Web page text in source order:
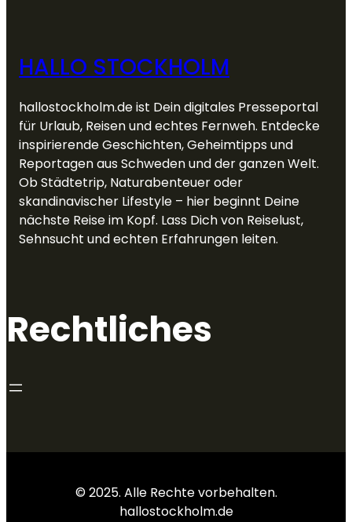
HALLO STOCKHOLM
hallostockholm.de ist Dein digitales Presseportal
für Urlaub, Reisen und echtes Fernweh. Entdecke
inspirierende Geschichten, Geheimtipps und
Reportagen aus Schweden und der ganzen Welt.
Ob Städtetrip, Naturabenteuer oder
skandinavischer Lifestyle – hier beginnt Deine
nächste Reise im Kopf. Lass Dich von Reiselust,
Sehnsucht und echten Erfahrungen leiten.
Rechtliches
© 2025. Alle Rechte vorbehalten.
hallostockholm.de